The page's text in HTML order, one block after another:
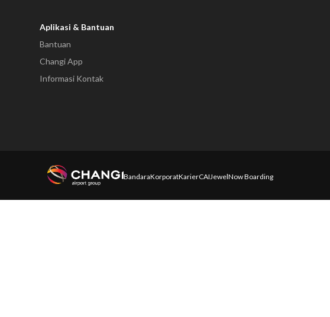
Aplikasi & Bantuan
Bantuan
Changi App
Informasi Kontak
BandaraKorporatKarierCAIJewelNow Boarding